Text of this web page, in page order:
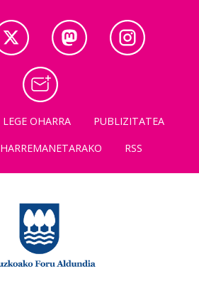
LEGE OHARRA
PUBLIZITATEA
HARREMANETARAKO RSS